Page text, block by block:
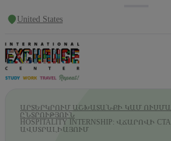
United States
ԱՐՏԵՐԿՐՈՒՄ ԱՇԽԱՏԱՆՔԻ ԿԱՄ
ԸՆՏՐՈՒԹՅՈՒՆ
HOSPITALITY INTERNSHIP: ՎՃԱՐՈՎԻ
ԱՎՍՏՐԱԼԻԱՅՈՒՄ